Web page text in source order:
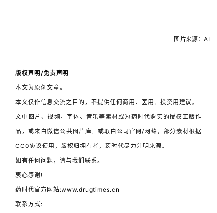
图片来源：AI
版权声明/免责声明
本文为原创文章。
本文仅作信息交流之目的，不提供任何商用、医用、投资用建议。
文中图片、视频、字体、音乐等素材或为药时代购买的授权正版作
品，或来自微信公共图片库，或取自公司官网/网络，部分素材根据
CC0协议使用，版权归拥有者，药时代尽力注明来源。
如有任何问题，请与我们联系。
衷心感谢!
药时代官方网站:www.drugtimes.cn
联系方式: